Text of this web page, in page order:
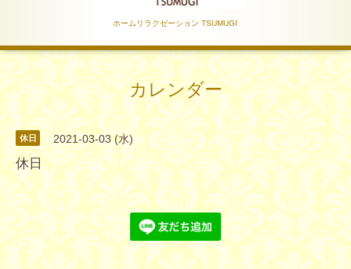
ホームリラクゼーション TSUMUGI
カレンダー
休日 2021-03-03 (水)
休日